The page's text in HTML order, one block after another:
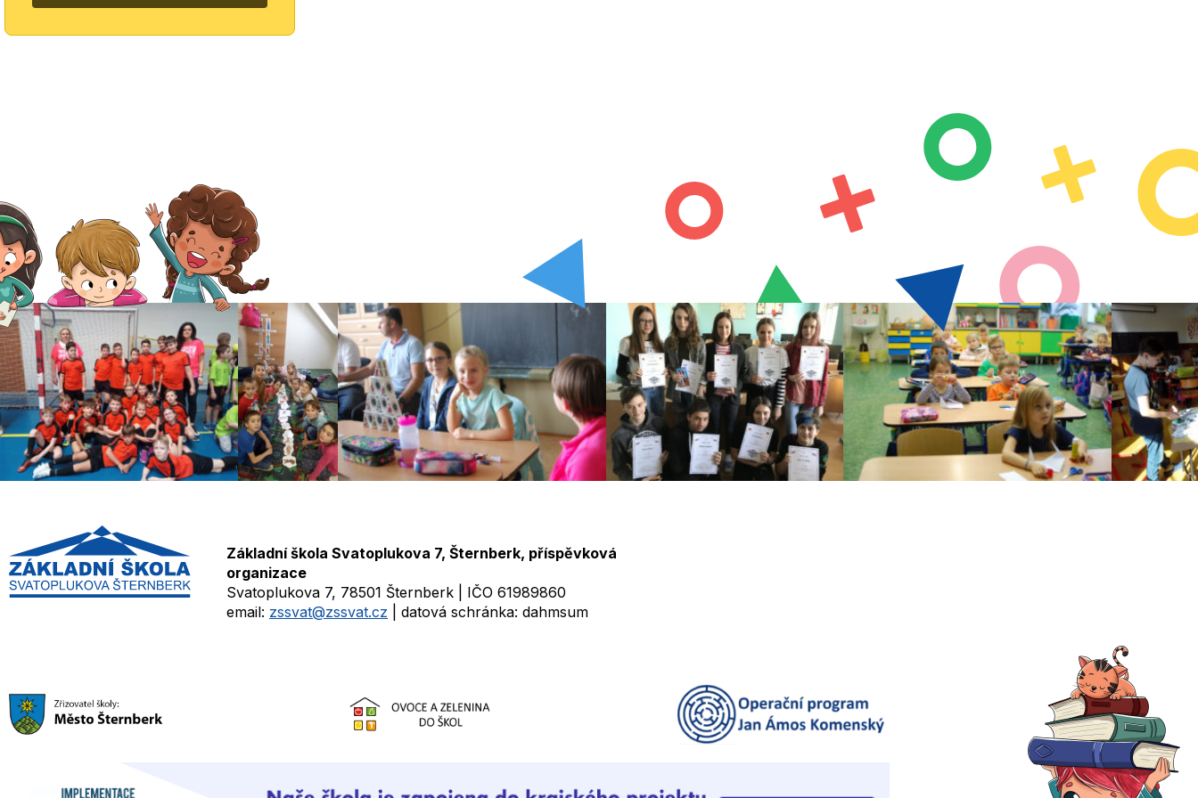
Základní škola Svatoplukova 7, Šternberk, příspěvková
organizace
Svatoplukova 7, 78501 Šternberk | IČO 61989860
email: zssvat@zssvat.cz | datová schránka: dahmsum